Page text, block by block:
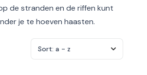
de stranden en de riffen kunt
je te hoeven haasten.
Sort: a - z